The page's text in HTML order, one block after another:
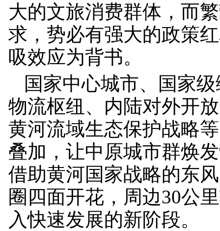
大的文旅消费群体，而
求，势必有强大的政策
吸效应为背书。
国家中心城市、国家
物流枢纽、内陆对外开
黄河流域生态保护战略
叠加，让中原城市群焕
借助黄河国家战略的东
圈四面开花，周边30公
入快速发展的新阶段。